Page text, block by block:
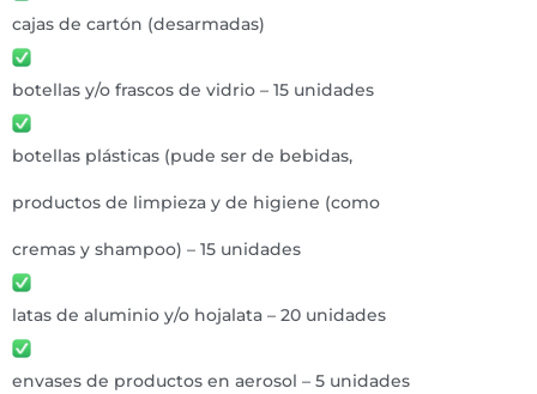
cajas de cartón (desarmadas)
botellas y/o frascos de vidrio – 15 unidades
botellas plásticas (pude ser de bebidas,
productos de limpieza y de higiene (como
cremas y shampoo) – 15 unidades
latas de aluminio y/o hojalata – 20 unidades
envases de productos en aerosol – 5 unidades